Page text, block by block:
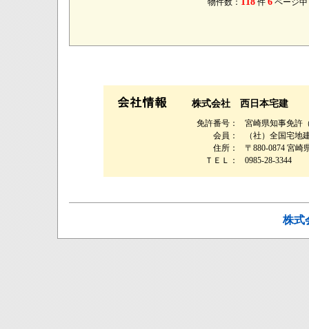
物件数： 件 ページ中
株式会社 西日本宅建
免許番号：
宮崎県知事免許
会員：
（社）全国宅地
住所：
〒880-0874 宮崎
ＴＥＬ：
0985-28-3344
株式